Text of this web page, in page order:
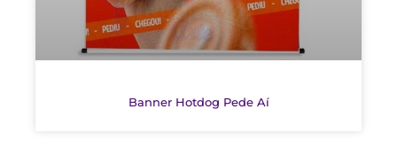
Banner Hotdog Pede Aí